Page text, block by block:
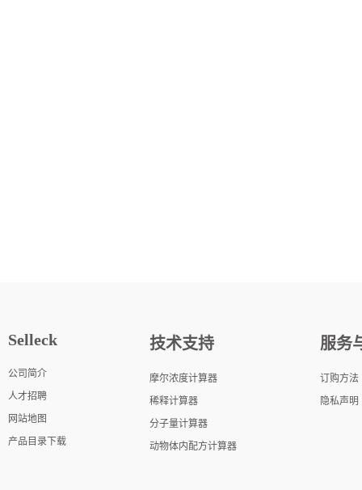
Selleck
公司简介
人才招聘
网站地图
产品目录下载
技术支持
摩尔浓度计算器
稀释计算器
分子量计算器
动物体内配方计算器
服务
订购方法
隐私声明